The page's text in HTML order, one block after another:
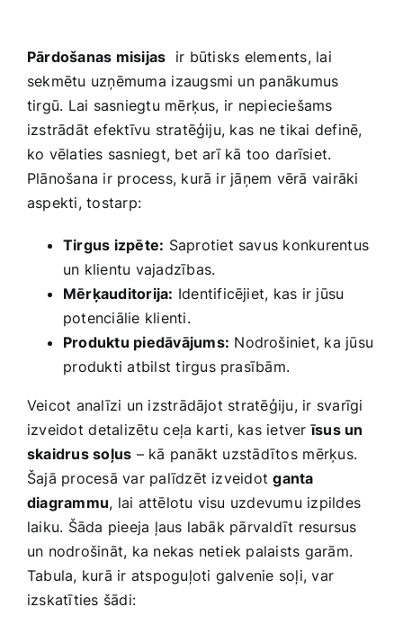
Pārdošanas misijas ⁤ ir būtisks elements, lai
sekmētu uzņēmuma⁣ izaugsmi un panākumus
tirgū. ‍Lai sasniegtu mērķus, ir nepieciešams
izstrādāt efektīvu stratēģiju, kas ⁣ne tikai definē,
ko ‍vēlaties sasniegt, bet ‌arī kā too ⁣darīsiet.
Plānošana ir process, kurā ir‍ jāņem vērā vairāki
aspekti,‌ tostarp:
Tirgus izpēte: Saprotiet‍ savus konkurentus
un klientu vajadzības.
Mērķauditorija: Identificējiet, kas ir jūsu
potenciālie klienti.
Produktu piedāvājums: Nodrošiniet, ka ‍jūsu
⁤produkti atbilst tirgus prasībām.
Veicot analīzi un izstrādājot stratēģiju, ir svarīgi
izveidot⁤ detalizētu⁤ ceļa karti, kas ietverīsus un
skaidrus soļus – kā panākt uzstādītos ⁤mērķus.‌
Šajā procesā var palīdzēt izveidotganta
diagrammu, lai attēlotu visu uzdevumu izpildes
‌laiku. Šāda pieeja ļaus labāk pārvaldīt resursus
un nodrošināt, ka nekas netiek palaists garām.
Tabula, kurā ‌ir atspoguļoti galvenie soļi, var
izskatīties šādi: